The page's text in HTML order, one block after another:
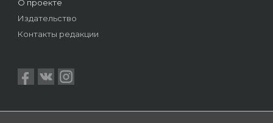
О проекте
Издательство
Контакты редакции